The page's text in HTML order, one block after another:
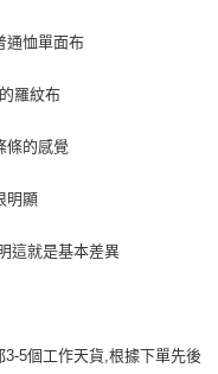
通恤單面布
羅紋布
條的感覺
明顯
這就是基本差異
5個工作天貨,根據下單先後